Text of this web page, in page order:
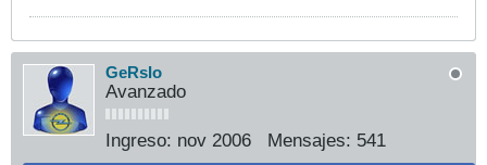
GeRsIo
Avanzado
Ingreso: nov 2006 Mensajes: 541